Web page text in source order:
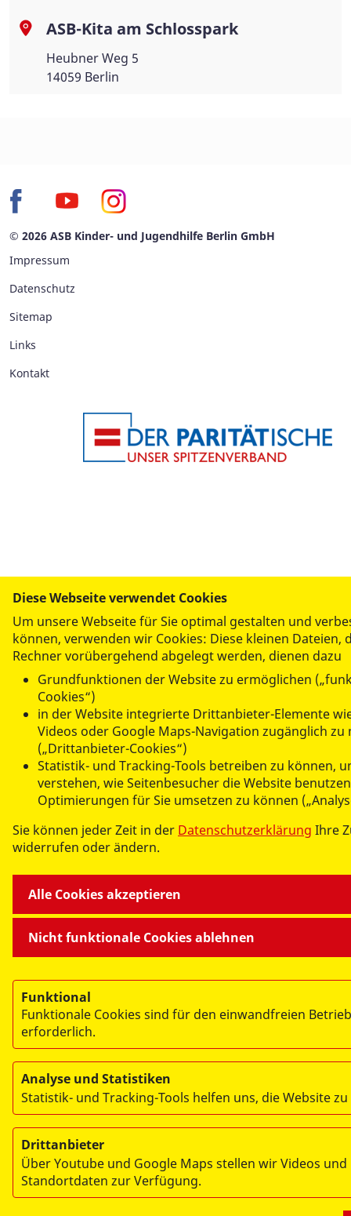
ASB-Kita am Schlosspark
Heubner Weg 5
14059 Berlin
© 2026 ASB Kinder- und Jugendhilfe Berlin GmbH
Impressum
Datenschutz
Sitemap
Links
Kontakt
Diese Webseite verwendet Cookies
Um unsere Webseite für Sie optimal gestalten und
können, verwenden wir Cookies: Diese kleinen Dateien,
Rechner vorübergehend abgelegt werden, dienen dazu
Grundfunktionen der Website zu ermöglichen
Cookies“)
in der Website integrierte Drittanbieter-Elemente
Videos oder Google Maps-Navigation zugänglich zu
(„Drittanbieter-Cookies“)
Statistik- und Tracking-Tools betreiben zu können,
verstehen, wie Seitenbesucher die Website
Optimierungen für Sie umsetzen zu können
Sie können jeder Zeit in der Datenschutzerklärung Ihre
widerrufen oder ändern.
Nicht funktionale Cookies ablehnen
Alle Cookies akzeptieren
Funktional
Funktionale Cookies sind für den einwandfreien
erforderlich.
Analyse und Statistiken
Statistik- und Tracking-Tools helfen uns, die Website
Drittanbieter
Über Youtube und Google Maps stellen wir Videos und
Standortdaten zur Verfügung.